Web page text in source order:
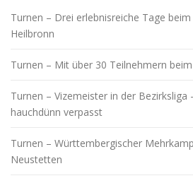
Turnen – Drei erlebnisreiche Tage
Heilbronn
Turnen – Mit über 30 Teilnehmern
Turnen – Vizemeister in der Bezirksliga
hauchdünn verpasst
Turnen – Württembergischer
Neustetten